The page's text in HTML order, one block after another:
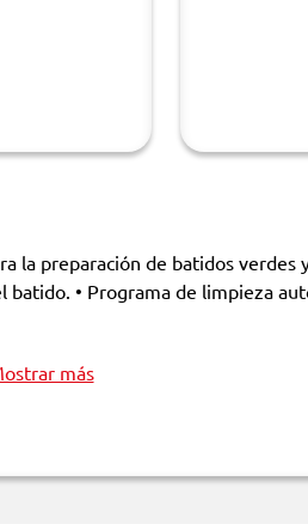
preparación de batidos verdes
• Programa de limpieza
más